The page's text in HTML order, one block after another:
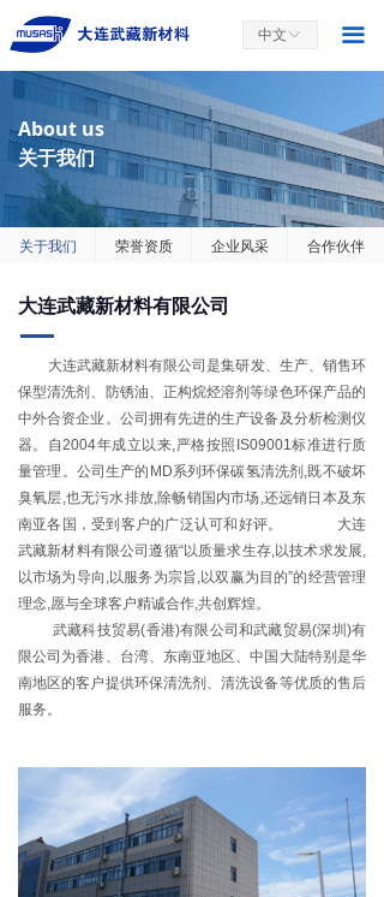
끀
ꀅ
中文
About us
关于我们
关于我们 荣誉资质 企业风采 合作伙伴
大连武藏新材料有限公司是集研发、生产、销售环
保型清洗剂、防锈油、正构烷烃溶剂等绿色环保产品的
中外合资企业。公司拥有先进的生产设备及分析检测仪
器。自2004年成立以来,严格按照IS09001标准进行质
量管理。公司生产的MD系列环保碳氢清洗剂,既不破坏
臭氧层,也无污水排放,除畅销国内市场,还远销日本及东
南亚各国，受到客户的广泛认可和好评。 大连
武藏新材料有限公司遵循“以质量求生存,以技术求发展,
以市场为导向,以服务为宗旨,以双赢为目的”的经营管理
理念,愿与全球客户精诚合作,共创辉煌。
武藏科技贸易(香港)有限公司和武藏贸易(深圳)有
限公司为香港、台湾、东南亚地区、中国大陆特别是华
南地区的客户提供环保清洗剂、清洗设备等优质的售后
服务。
大连武藏新材料有限公司